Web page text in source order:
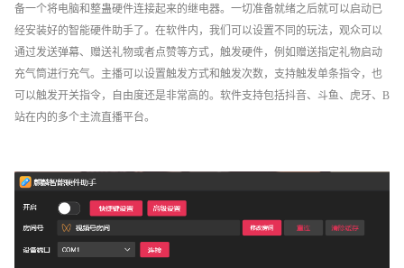
备一个将电脑和整蛊硬件连接起来的继电器。一切准备就绪之后就可以启动已
经安装好的智能硬件助手了。在软件内，我们可以设置不同的玩法，观众可以
通过发送弹幕、赠送礼物或者点赞等方式，触发硬件，例如赠送指定礼物启动
充气筒进行充气。主播可以设置触发方式和触发次数，支持触发单条指令，也
可以触发开关指令，自由度还是非常高的。软件支持包括抖音、斗鱼、虎牙、B
站在内的多个主流直播平台。